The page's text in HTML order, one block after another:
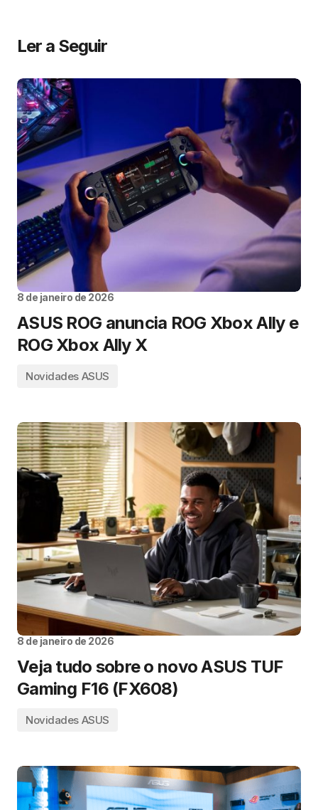
Ler a Seguir
8 de janeiro de 2026
ASUS ROG anuncia ROG Xbox Ally e
ROG Xbox Ally X
Novidades ASUS
8 de janeiro de 2026
Veja tudo sobre o novo ASUS TUF
Gaming F16 (FX608)
Novidades ASUS